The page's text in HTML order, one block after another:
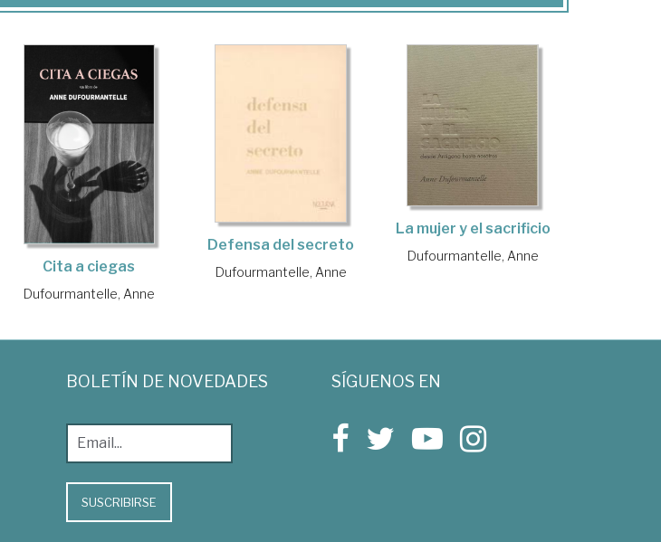
Cita a ciegas
Dufourmantelle, Anne
Defensa del secreto
Dufourmantelle, Anne
La mujer y el sacrificio
Dufourmantelle, Anne
BOLETÍN DE NOVEDADES
SUSCRIBIRSE
SÍGUENOS EN